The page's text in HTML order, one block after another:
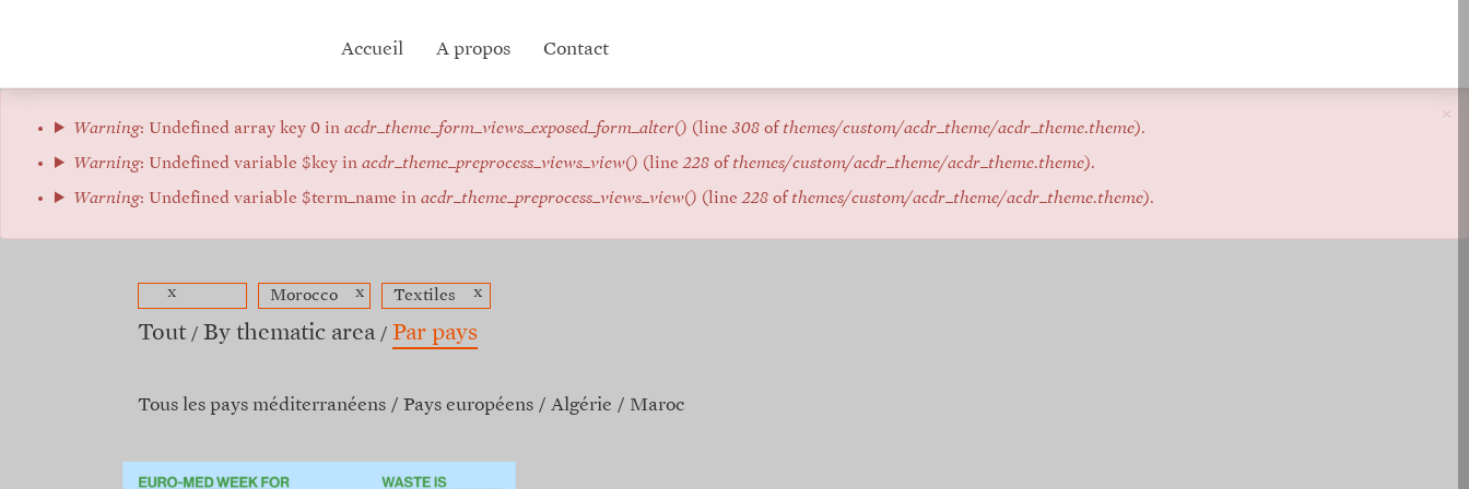
Hub
menu
Accueil A propos Contact
×
Message
d'erreur
Warning: Undefined array key 0 in acdr_theme_form_views_exposed_form_alter() (line 308of themes/custom/acdr_theme/acdr_theme.theme).
Warning: Undefined variable $key in acdr_theme_preprocess_views_view() (line228of themes/custom/acdr_theme/acdr_theme.theme).
Warning: Undefined variable $term_name in acdr_theme_preprocess_views_view() (line228of themes/custom/acdr_theme/acdr_theme.theme).
x Morocco x Textiles x
Tout By thematic area Par pays
Tous les pays méditerranéens Pays européens Algérie Maroc